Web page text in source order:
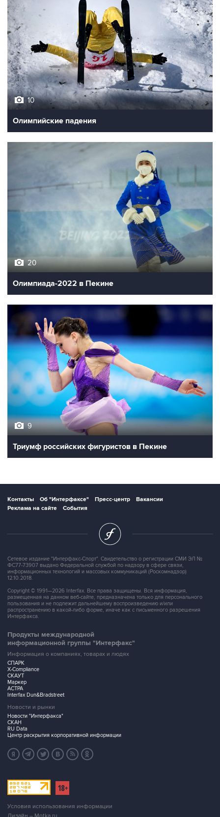
10
Олимпийские падения
20
Олимпиада-2022 в Пекине
9
Триумф российских фигуристов в Пекине
Контакты Об "Интерфаксе" Пресс-центр
Вакансии
Реклама на сайте
События
Сетевое издание "Интерфакс-Спорт". Свидетельство о регистрации СМИ ЭЛ №
ФС77-73907 выдано Федеральной службой по надзору в сфере связи,
информационных технологий и массовых коммуникаций (Роскомнадзор)
12.10.2018.
Copyright © 1991—2026 Interfax. Все права защищены. Вся информация,
размещенная на данном веб-сайте, предназначена только для персонального
пользования и не подлежит дальнейшему воспроизведению и/или
распространению в какой-либо форме, иначе как с письменного разрешения
Интерфакса.
Продукты международной
информационной группы "Интерфакс"
Информация о компаниях, товарах и людях
СПАРК
X-Compliance
СКАУТ
Маркер
АСТРА
Interfax Dun&Bradstreet
Новости и рынки
Новости "Интерфакса"
СКАН
RU Data
Центр раскрытия корпоративной информации
Условия использования информации